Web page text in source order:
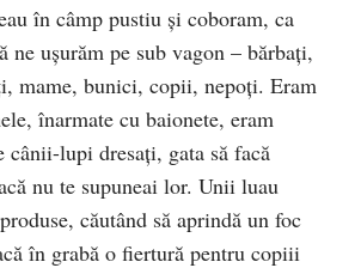
în câmp pustiu şi coboram, ca
ne uşurăm pe sub vagon – bărbaţi,
mame, bunici, copii, nepoţi. Eram
înarmate cu baionete, eram
cânii-lupi dresaţi, gata să facă
nu te supuneai lor. Unii luau
căutând să aprindă un foc
în grabă o fiertură pentru copiii